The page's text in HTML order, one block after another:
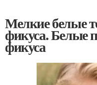
Мелкие белые
фикуса. Белые
фикуса